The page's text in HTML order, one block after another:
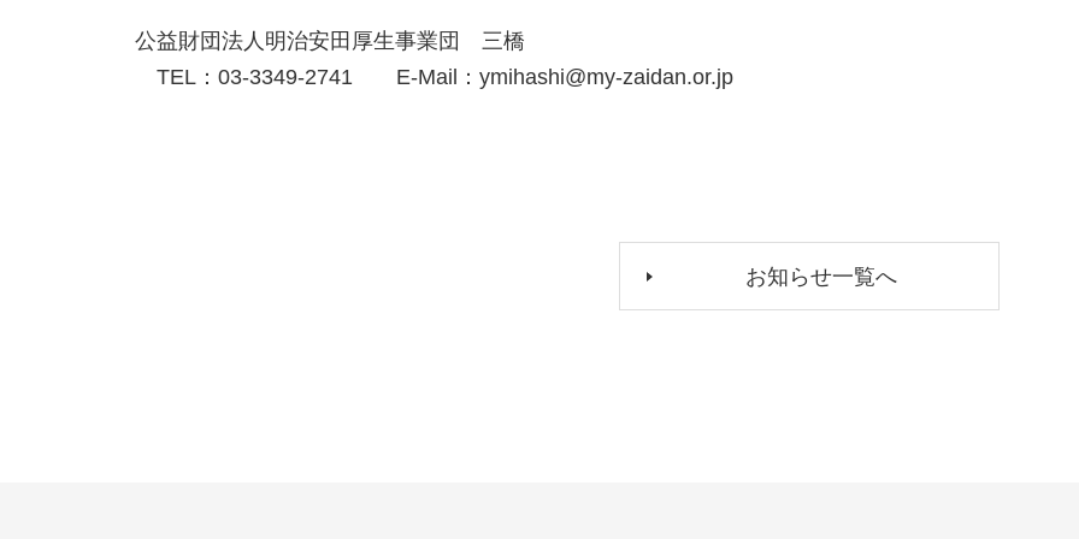
公益財団法人明治安田厚生事業団 三橋
TEL：03-3349-2741 E-Mail：ymihashi@my-zaidan.or.jp
お知らせ一覧へ